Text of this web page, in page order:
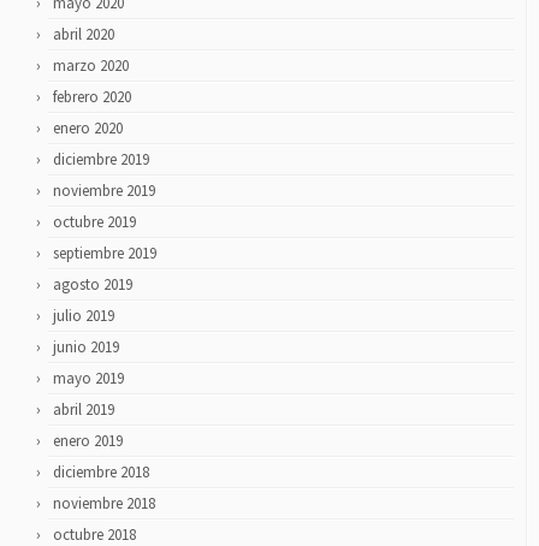
abril 2020
marzo 2020
febrero 2020
enero 2020
diciembre 2019
noviembre 2019
octubre 2019
septiembre 2019
agosto 2019
julio 2019
junio 2019
mayo 2019
abril 2019
enero 2019
diciembre 2018
noviembre 2018
octubre 2018